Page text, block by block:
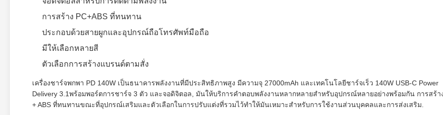
การสร้าง PC+ABS ที่ทนทาน
ประกอบด้วยสายผูกและอุปกรณ์ถือโทรศัพท์มือถือ
มีให้เลือกหลายสี
ตัวเลือกการสร้างแบรนด์ตามสั่ง
เครื่องชาร์จพกพา PD 140W เป็นธนาคารพลังงานที่มีประสิทธิภาพสูง มีความจุ 27000mAh และเทคโนโลยีชาร์จเร็ว 140W USB-C Power
Delivery 3.1พร้อมพอร์ตการชาร์จ 3 ตัว และจอดิจิตอล, มันให้บริการคําตอบพลังงานหลากหลายสําหรับอุปกรณ์หลายอย่างพร้อมกัน การสร้า
+ ABS ที่ทนทานขณะที่อุปกรณ์เสริมและตัวเลือกในการปรับแต่งที่รวมไว้ทําให้มันเหมาะสําหรับการใช้งานส่วนบุคคลและการส่งเสริม.